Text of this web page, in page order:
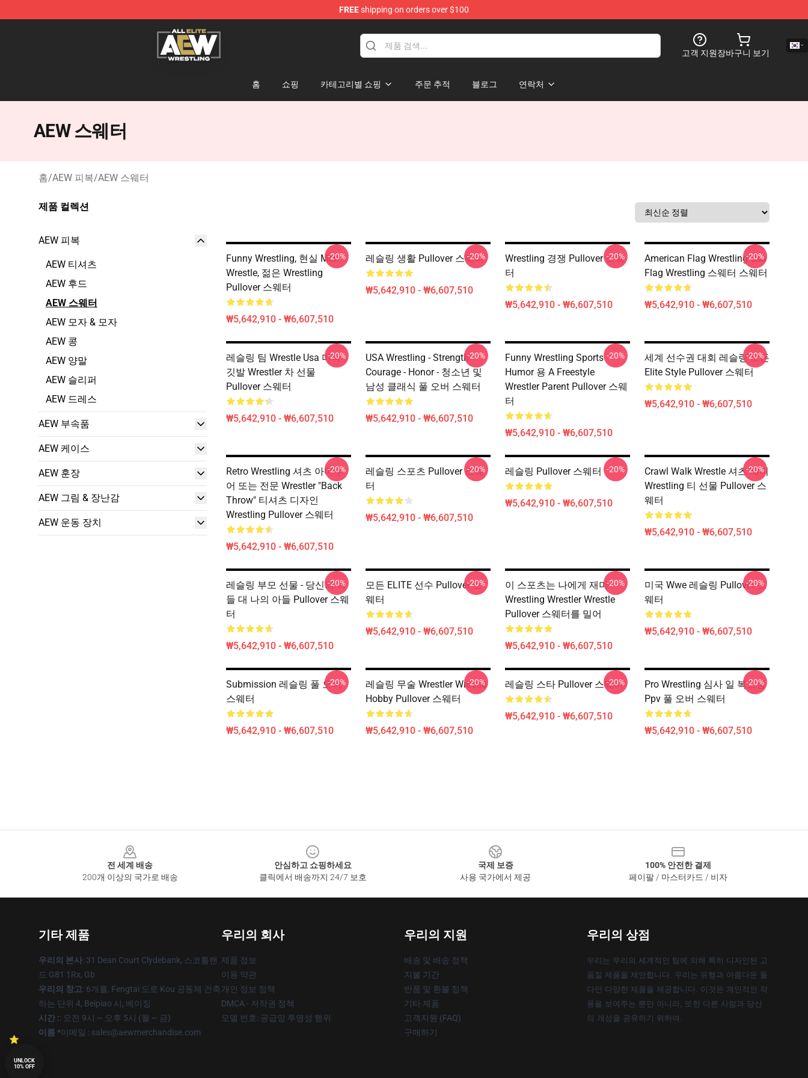
FREEshipping on orders over $100
Aew Shop ⚡️ Official Aew Merchandise Store
고객 지원장바구니 보기
홈 쇼핑 카테고리별 쇼핑 주문 추적 블로그 연락처
AEW 스웨터
홈/AEW 피복/AEW 스웨터
제품 컬렉션
AEW 피복
AEW 티셔츠
AEW 후드
AEW 스웨터
AEW 모자 & 모자
AEW 콩
AEW 양말
AEW 슬리퍼
AEW 드레스
AEW 부속품
AEW 케이스
AEW 훈장
AEW 그림 & 장난감
AEW 운동 장치
Funny Wrestling, 현실 Men
Wrestle, 젊은 Wrestling
Pullover 스웨터
₩5,642,910 - ₩6,607,510
-20% 레슬링 생활 Pullover 스웨터
₩5,642,910 - ₩6,607,510
-20%
Wrestling 경쟁 Pullover 스웨
터
₩5,642,910 - ₩6,607,510
-20%
American Flag Wrestling Usa
Flag Wrestling 스웨터 스웨터
₩5,642,910 - ₩6,607,510
-20%
레슬링 팀 Wrestle Usa 미국
깃발 Wrestler 차 선물
Pullover 스웨터
₩5,642,910 - ₩6,607,510
-20%
USA Wrestling - Strength -
Courage - Honor - 청소년 및
남성 클래식 풀 오버 스웨터
₩5,642,910 - ₩6,607,510
-20%
Funny Wrestling Sports
Humor 용 A Freestyle
Wrestler Parent Pullover 스웨
터
₩5,642,910 - ₩6,607,510
-20%
세계 선수권 대회 레슬링 모든
Elite Style Pullover 스웨터
₩5,642,910 - ₩6,607,510
-20%
Retro Wrestling 셔츠 아마추
어 또는 전문 Wrestler "Back
Throw" 티셔츠 디자인
Wrestling Pullover 스웨터
₩5,642,910 - ₩6,607,510
-20%
레슬링 스포츠 Pullover 스웨
터
₩5,642,910 - ₩6,607,510
-20% 레슬링 Pullover 스웨터
₩5,642,910 - ₩6,607,510
-20%
Crawl Walk Wrestle 셔츠 재미
Wrestling 티 선물 Pullover 스
웨터
₩5,642,910 - ₩6,607,510
-20%
레슬링 부모 선물 - 당신의 아
들 대 나의 아들 Pullover 스웨
터
₩5,642,910 - ₩6,607,510
-20%
모든 ELITE 선수 Pullover 스
웨터
₩5,642,910 - ₩6,607,510
-20%
이 스포츠는 나에게 재미
Wrestling Wrestler Wrestle
Pullover 스웨터를 밀어
₩5,642,910 - ₩6,607,510
-20%
미국 Wwe 레슬링 Pullover 스
웨터
₩5,642,910 - ₩6,607,510
-20%
Submission 레슬링 풀 오버
스웨터
₩5,642,910 - ₩6,607,510
-20%
레슬링 무술 Wrestler Wrestle
Hobby Pullover 스웨터
₩5,642,910 - ₩6,607,510
-20% 레슬링 스타 Pullover 스웨터
₩5,642,910 - ₩6,607,510
-20%
Pro Wrestling 심사 일 복고풍
Ppv 풀 오버 스웨터
₩5,642,910 - ₩6,607,510
-20%
전 세계 배송
200개 이상의 국가로 배송
안심하고 쇼핑하세요
클릭에서 배송까지 24/7 보호
국제 보증
사용 국가에서 제공
100% 안전한 결제
페이팔 / 마스터카드 / 비자
기타 제품
우리의 본사: 31 Dean Court Clydebank, 스코틀랜
드 G81 1Rx, Gb
우리의 창고: 6개를, Fengtai 도로 Kou 공동체 건축
하는 단위 4, Beipiao 시, 베이징
시간 :: 오전 9시 ~ 오후 5시 (월 ~ 금)
이름 *이메일 : sales@aewmerchandise.com
우리의 회사
제품 정보
이용 약관
개인 정보 정책
DMCA - 저작권 정책
모델 번호: 공급망 투명성 행위
우리의 지원
배송 및 배송 정책
지불 기간
반품 및 환불 정책
기타 제품
고객지원 (FAQ)
구매하기
우리의 상점
우리는 우리의 세계적인 팀에 의해 특히 디자인된 고
품질 제품을 제안합니다. 우리는 유행과 아름다운 둘
다인 다양한 제품을 제공합니다. 이것은 개인적인 작
풍을 보여주는 뿐만 아니라, 또한 다른 사람과 당신
의 개성을 공유하기 위하여.
UNLOCK
10% OFF